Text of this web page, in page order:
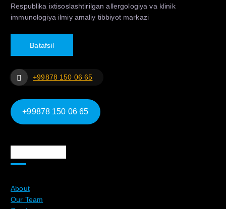
Respublika ixtisoslashtirilgan allergologiya va klinik
immunologiya ilmiy amaliy tibbiyot markazi
Batafsil
+99878 150 06 65
+99878 150 06 65
About
Our Team